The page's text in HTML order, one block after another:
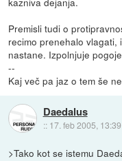
Premisli tudi o
recimo prenehalo
nastane. Izpolnjuje
--
Kaj več pa jaz o tem še
Daedalus
:: 17. feb 2005, 13:39
>Tako kot se istemu